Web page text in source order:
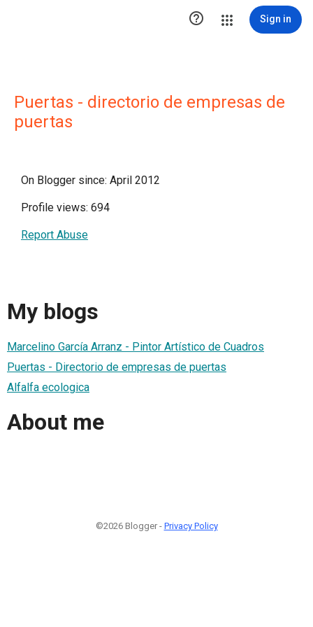
 Sign in
Puertas - directorio de empresas de
puertas
On Blogger since: April 2012
Profile views: 694
Report Abuse
My blogs
Marcelino García Arranz - Pintor Artístico de Cuadros
Puertas - Directorio de empresas de puertas
Alfalfa ecologica
About me
©2026 Blogger - Privacy Policy